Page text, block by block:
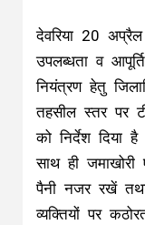
देवरिया 20
उपलब्धता व
नियंत्रण हेतु
तहसील स्तर पर
को निर्देश दिया
साथ ही जमाखोरी
पैनी नजर रखें
व्यक्तियों पर